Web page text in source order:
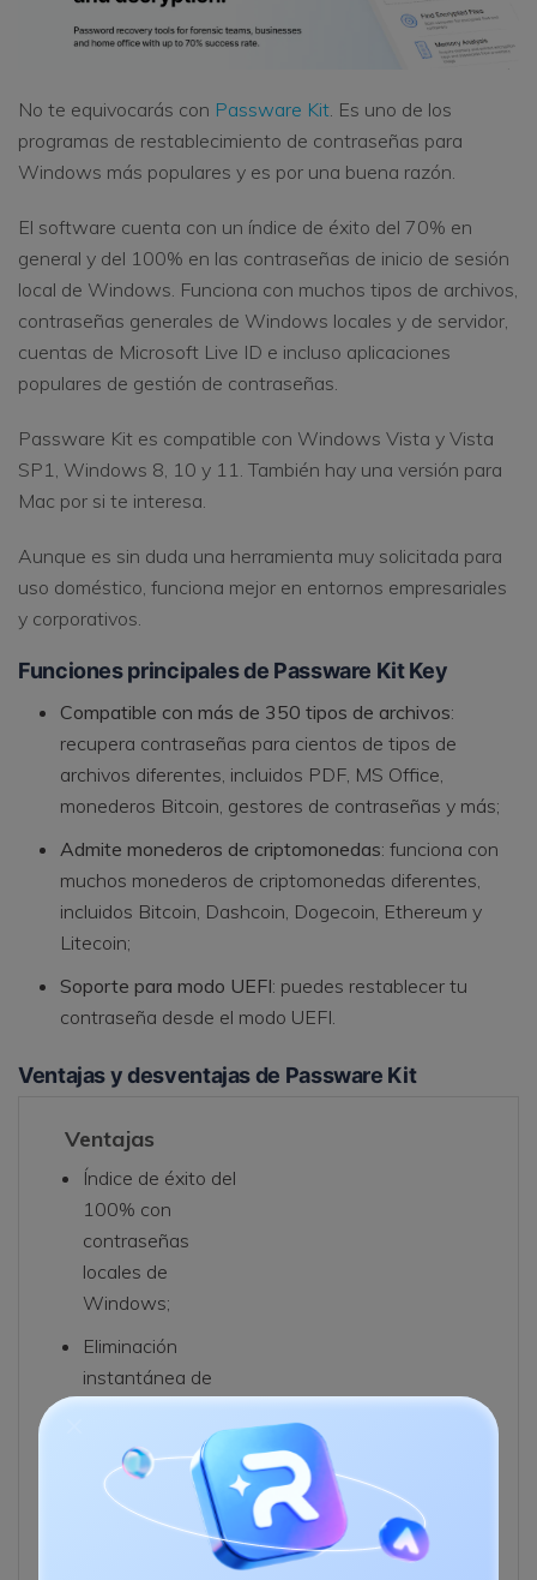
No te equivocarás con Passware Kit . Es uno de los
programas de restablecimiento de contraseñas para
Windows más populares y es por una buena razón.
El software cuenta con un índice de éxito del 70% en
general y del 100% en las contraseñas de inicio de sesión
local de Windows. Funciona con muchos tipos de archivos,
contraseñas generales de Windows locales y de servidor,
cuentas de Microsoft Live ID e incluso aplicaciones
populares de gestión de contraseñas.
Passware Kit es compatible con Windows Vista y Vista
SP1, Windows 8, 10 y 11. También hay una versión para
Mac por si te interesa.
Aunque es sin duda una herramienta muy solicitada para
uso doméstico, funciona mejor en entornos empresariales
y corporativos.
Funciones principales de Passware Kit Key
Compatible con más de 350 tipos de archivos:
recupera contraseñas para cientos de tipos de
archivos diferentes, incluidos PDF, MS Office,
monederos Bitcoin, gestores de contraseñas y más;
Admite monederos de criptomonedas: funciona con
muchos monederos de criptomonedas diferentes,
incluidos Bitcoin, Dashcoin, Dogecoin, Ethereum y
Litecoin;
Soporte para modo UEFI: puedes restablecer tu
contraseña desde el modo UEFI.
Ventajas y desventajas de Passware Kit
Ventajas
Índice de éxito del
100% con
contraseñas
locales de
Windows;
Eliminación
instantánea de
Soluciones
domésticas,
empresariales y